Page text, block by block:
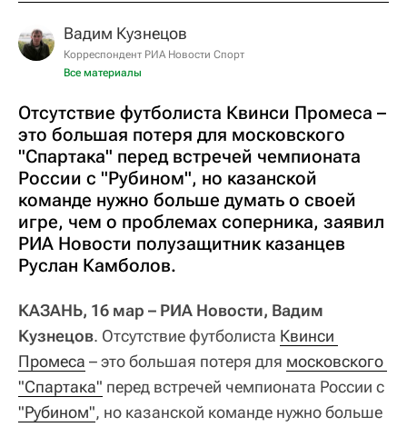
Вадим Кузнецов
Корреспондент РИА Новости Спорт
Все материалы
Отсутствие футболиста Квинси Промеса –
это большая потеря для московского
"Спартака" перед встречей чемпионата
России с "Рубином", но казанской
команде нужно больше думать о своей
игре, чем о проблемах соперника, заявил
РИА Новости полузащитник казанцев
Руслан Камболов.
КАЗАНЬ, 16 мар – РИА Новости, Вадим
Кузнецов. Отсутствие футболиста Квинси
Промеса – это большая потеря для московского
"Спартака" перед встречей чемпионата России с
"Рубином", но казанской команде нужно больше